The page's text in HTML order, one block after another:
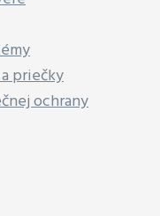
priečky
ochrany